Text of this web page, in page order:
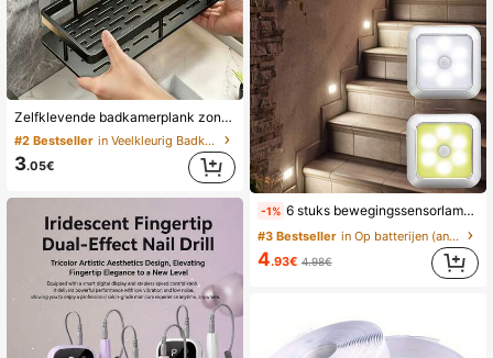
Zelfklevende badkamerplank zonder boren, kan toiletartikelen vasthouden, minimalistisch douchehoekrek, geschikt voor huurders, duurzaam en waterdicht, perfecte opbergruimte voor badkamershampoo, badkamerdecoratie accessoireplank
#2 Bestseller in Veelkleurig Badkameraccessoiresets
3.05€
-1% 6 stuks bewegingssensorlampen, LED bewegingssensor nachtlampjes, USB-oplaadbaar/batterij-aangedreven kastnachtlampjes, geschikt voor slaapkamers, gangen, keukens, woonkamers, kamers, tuinen, feesten, vakanties, bruiloften, badkamers en trapdecoraties
#3 Bestseller in Op batterijen (andere op batterijen) Decoratiev
4.93€ 4.98€